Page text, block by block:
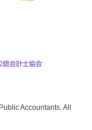
Accountants. All